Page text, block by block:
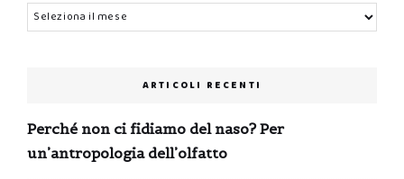
Archivi
ARTICOLI RECENTI
Perché non ci fidiamo del naso? Per
un’antropologia dell’olfatto